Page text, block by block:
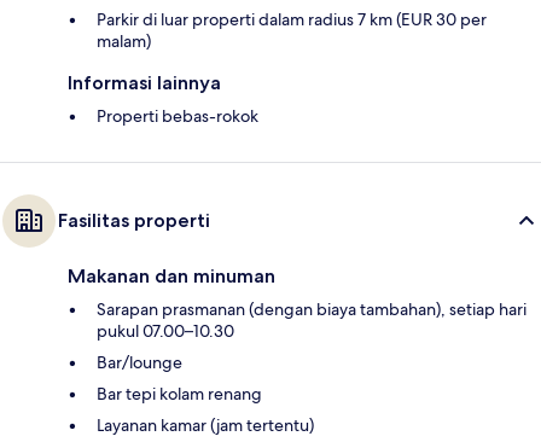
Parkir di luar properti dalam radius 7 km (EUR 30 per
malam)
Informasi lainnya
Properti bebas-rokok
Fasilitas properti
Makanan dan minuman
Sarapan prasmanan (dengan biaya tambahan), setiap hari
pukul 07.00–10.30
Bar/lounge
Bar tepi kolam renang
Layanan kamar (jam tertentu)